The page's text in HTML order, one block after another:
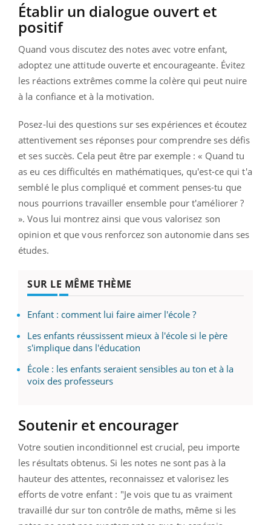
Établir un dialogue ouvert et
positif
Quand vous discutez des notes avec votre enfant,
adoptez une attitude ouverte et encourageante. Évitez
les réactions extrêmes comme la colère qui peut nuire
à la confiance et à la motivation.
Posez-lui des questions sur ses expériences et écoutez
attentivement ses réponses pour comprendre ses défis
et ses succès. Cela peut être par exemple : « Quand tu
as eu ces difficultés en mathématiques, qu'est-ce qui t'a
semblé le plus compliqué et comment penses-tu que
nous pourrions travailler ensemble pour t'améliorer ?
». Vous lui montrez ainsi que vous valorisez son
opinion et que vous renforcez son autonomie dans ses
études.
SUR LE MÊME THÈME
Enfant : comment lui faire aimer l'école ?
Les enfants réussissent mieux à l'école si le père
s'implique dans l'éducation
École : les enfants seraient sensibles au ton et à la
voix des professeurs
Soutenir et encourager
Votre soutien inconditionnel est crucial, peu importe
les résultats obtenus. Si les notes ne sont pas à la
hauteur des attentes, reconnaissez et valorisez les
efforts de votre enfant : "Je vois que tu as vraiment
travaillé dur sur ton contrôle de maths, même si les